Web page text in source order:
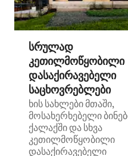
სრულად
კეთილმოწყობილი
დასაქირავებელი
საცხოვრებლები
ხის სახლები მთაში,
მოსახერხებელი
ქალაქში და სხვა
კეთილმოწყობილი
დასაქირავებელი